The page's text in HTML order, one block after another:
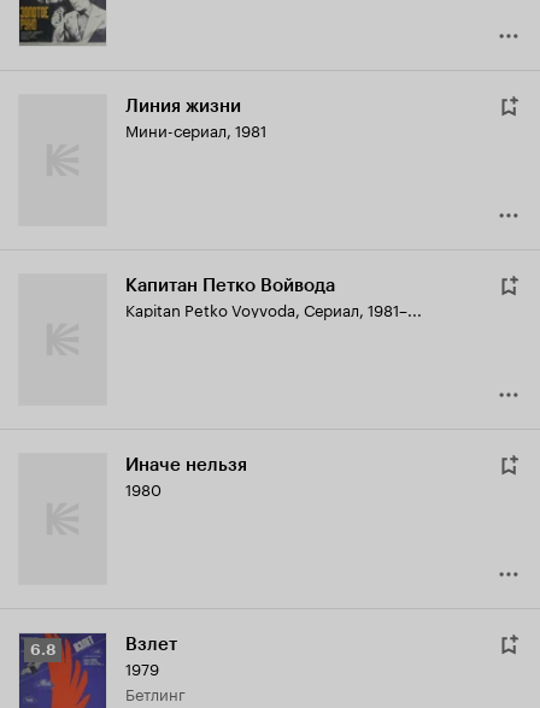
Линия жизни
Мини-сериал, 1981
Капитан Петко Войвода
Kapitan Petko Voyvoda, Сериал, 1981–...
Иначе нельзя
1980
Рейтинг
Кинопоиска
6.8
6.8 Взлет
1979
Бетлинг